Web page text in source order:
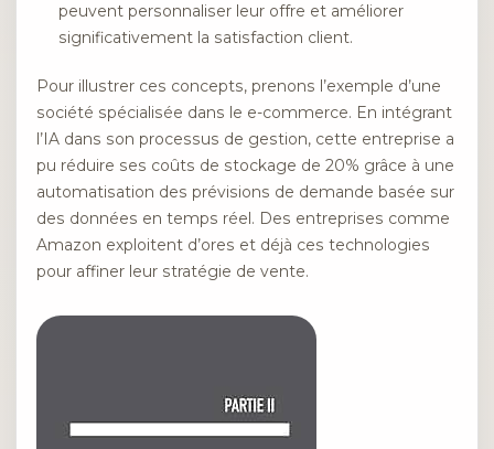
peuvent personnaliser leur offre et améliorer
significativement la satisfaction client.
Pour illustrer ces concepts, prenons l’exemple d’une
société spécialisée dans le e-commerce. En intégrant
l’IA dans son processus de gestion, cette entreprise a
pu réduire ses coûts de stockage de 20% grâce à une
automatisation des prévisions de demande basée sur
des données en temps réel. Des entreprises comme
Amazon exploitent d’ores et déjà ces technologies
pour affiner leur stratégie de vente.